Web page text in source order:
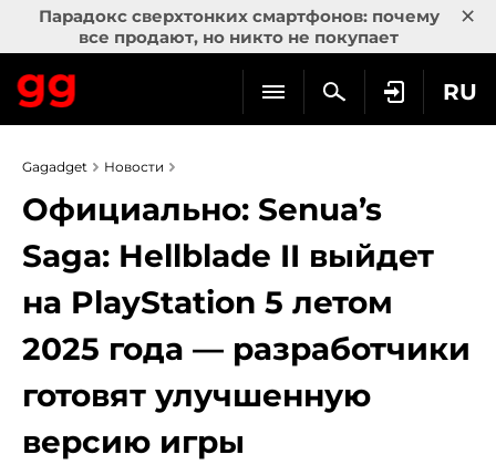
Парадокс сверхтонких смартфонов: почему
все продают, но никто не покупает
×
RU
Gagadget Новости
Официально: Senua’s
Saga: Hellblade II выйдет
на PlayStation 5 летом
2025 года — разработчики
готовят улучшенную
версию игры